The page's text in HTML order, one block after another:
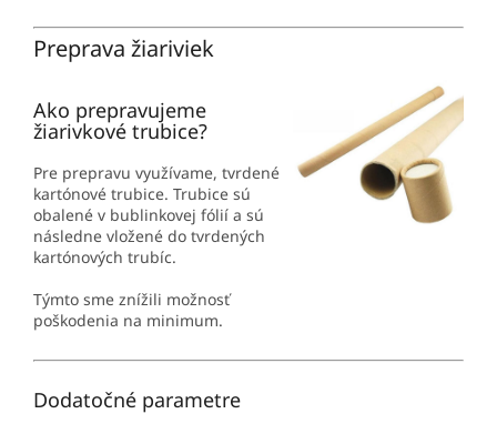
Preprava žiariviek
Ako prepravujeme
žiarivkové trubice?
Pre prepravu využívame, tvrdené
kartónové trubice. Trubice sú
obalené v bublinkovej fólií a sú
následne vložené do tvrdených
kartónových trubíc.
Týmto sme znížili možnosť
poškodenia na minimum.
Dodatočné parametre